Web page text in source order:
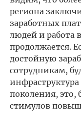
региона
заработных
людей и работа
продолжается.
достойную
сотрудникам,
поколения, это,
стимулов